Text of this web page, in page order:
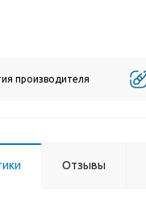
производителя
Отзывы